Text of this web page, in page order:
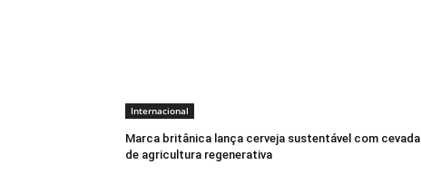
Internacional
Marca britânica lança cerveja sustentável com cevada
de agricultura regenerativa